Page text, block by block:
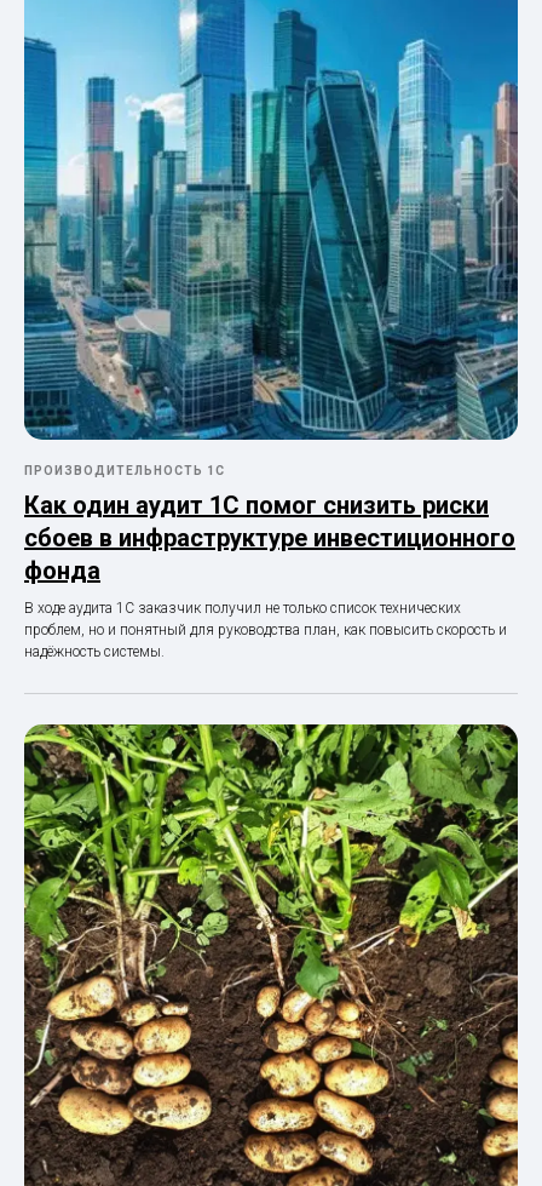
ПРОИЗВОДИТЕЛЬНОСТЬ 1С
Как один аудит 1С помог снизить риски
сбоев в инфраструктуре инвестиционного
фонда
В ходе аудита 1С заказчик получил не только список технических
проблем, но и понятный для руководства план, как повысить скорость и
надёжность системы.